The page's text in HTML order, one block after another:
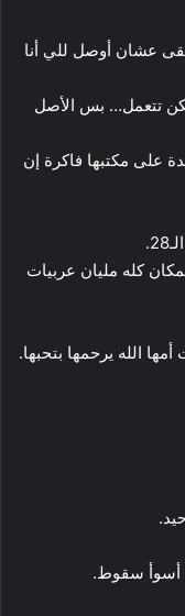
عشان أوصل للي أنا
تتعمل… بس الأصل
على مكتبها فاكرة إن
كله مليان عربيات
الله يرحمها بتحبها.
أسوأ سقوط.